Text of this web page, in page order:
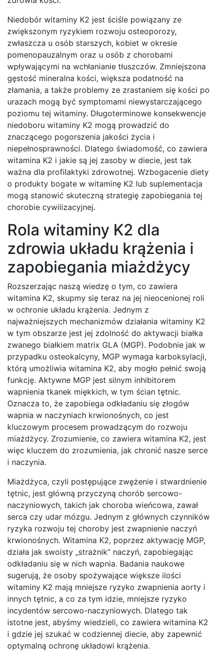
Niedobór witaminy K2 jest ściśle powiązany ze
zwiększonym ryzykiem rozwoju osteoporozy,
zwłaszcza u osób starszych, kobiet w okresie
pomenopauzalnym oraz u osób z chorobami
wpływającymi na wchłanianie tłuszczów. Zmniejszona
gęstość mineralna kości, większa podatność na
złamania, a także problemy ze zrastaniem się kości po
urazach mogą być symptomami niewystarczającego
poziomu tej witaminy. Długoterminowe konsekwencje
niedoboru witaminy K2 mogą prowadzić do
znaczącego pogorszenia jakości życia i
niepełnosprawności. Dlatego świadomość, co zawiera
witamina K2 i jakie są jej zasoby w diecie, jest tak
ważna dla profilaktyki zdrowotnej. Wzbogacenie diety
o produkty bogate w witaminę K2 lub suplementacja
mogą stanowić skuteczną strategię zapobiegania tej
chorobie cywilizacyjnej.
Rola witaminy K2 dla
zdrowia układu krążenia i
zapobiegania miażdżycy
Rozszerzając naszą wiedzę o tym, co zawiera
witamina K2, skupmy się teraz na jej nieocenionej roli
w ochronie układu krążenia. Jednym z
najważniejszych mechanizmów działania witaminy K2
w tym obszarze jest jej zdolność do aktywacji białka
zwanego białkiem matrix GLA (MGP). Podobnie jak w
przypadku osteokalcyny, MGP wymaga karboksylacji,
którą umożliwia witamina K2, aby mogło pełnić swoją
funkcję. Aktywne MGP jest silnym inhibitorem
wapnienia tkanek miękkich, w tym ścian tętnic.
Oznacza to, że zapobiega odkładaniu się złogów
wapnia w naczyniach krwionośnych, co jest
kluczowym procesem prowadzącym do rozwoju
miażdżycy. Zrozumienie, co zawiera witamina K2, jest
więc kluczem do zrozumienia, jak chronić nasze serce
i naczynia.
Miażdżyca, czyli postępujące zwężenie i stwardnienie
tętnic, jest główną przyczyną chorób sercowo-
naczyniowych, takich jak choroba wieńcowa, zawał
serca czy udar mózgu. Jednym z głównych czynników
ryzyka rozwoju tej choroby jest zwapnienie naczyń
krwionośnych. Witamina K2, poprzez aktywację MGP,
działa jak swoisty „strażnik” naczyń, zapobiegając
odkładaniu się w nich wapnia. Badania naukowe
sugerują, że osoby spożywające większe ilości
witaminy K2 mają mniejsze ryzyko zwapnienia aorty i
innych tętnic, a co za tym idzie, mniejsze ryzyko
incydentów sercowo-naczyniowych. Dlatego tak
istotne jest, abyśmy wiedzieli, co zawiera witamina K2
i gdzie jej szukać w codziennej diecie, aby zapewnić
optymalną ochronę układowi krążenia.